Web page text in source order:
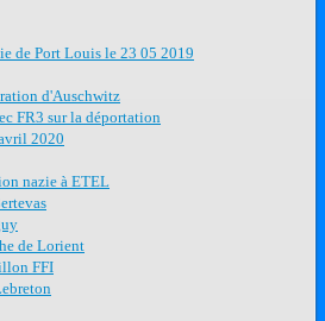
de Port Louis le 23 05 2019
d'Auschwitz
FR3 sur la déportation
2020
nazie à ETEL
de Lorient
FFI